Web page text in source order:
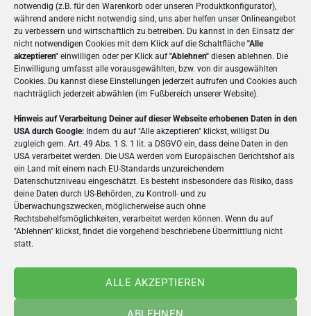
notwendig (z.B. für den Warenkorb oder unseren Produktkonfigurator),
während andere nicht notwendig sind, uns aber helfen unser Onlineangebot
zu verbessern und wirtschaftlich zu betreiben. Du kannst in den Einsatz der
nicht notwendigen Cookies mit dem Klick auf die Schaltfläche "Alle
akzeptieren" einwilligen oder per Klick auf"Ablehnen" diesen ablehnen. Die
Einwilligung umfasst alle vorausgewählten, bzw. von dir ausgewählten
Cookies. Du kannst diese Einstellungen jederzeit aufrufen und Cookies auch
nachträglich jederzeit abwählen (im Fußbereich unserer Website).
Hinweis auf Verarbeitung Deiner auf dieser Webseite erhobenen Daten in den
USA durch Google: Indem du auf "Alle akzeptieren" klickst, willigst Du
zugleich gem. Art. 49 Abs. 1 S. 1 lit. a DSGVO ein, dass deine Daten in den
USA verarbeitet werden. Die USA werden vom Europäischen Gerichtshof als
ein Land mit einem nach EU-Standards unzureichendem
Datenschutzniveau eingeschätzt. Es besteht insbesondere das Risiko, dass
deine Daten durch US-Behörden, zu Kontroll- und zu
Überwachungszwecken, möglicherweise auch ohne
Rechtsbehelfsmöglichkeiten, verarbeitet werden können. Wenn du auf
"Ablehnen" klickst, findet die vorgehend beschriebene Übermittlung nicht
statt.
ALLE AKZEPTIEREN
BESCHREIBUNG
ZUSÄTZLICHE INFORMATIONEN
Die Panorama-Postkarte
bietet ein besonders
breites Format, ideal für Panoramafotos oder
kreative Layouts. Du kannst sie online selbst
gestalten: eigene Bilder hochladen, Texte einfügen
und Vorlagen nutzen. Nach dem Online-Design
erfolgt der Druck auf hochwertigem Karton. Direkt
im Anschluss wird die Postkarte an den
Empfänger verschickt. Perfekt für Urlaubsgrüße,
Mehr Postkarten online verschicken